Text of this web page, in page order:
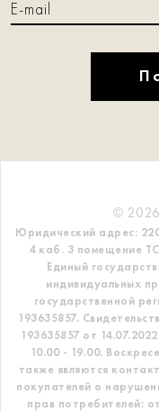
©
Юридический адрес:
4 каб. 3 помещение ТС
Единый
индивидуальных
государственной
193635857.
193635857 от
10.00 - 19.00.
также являются
покупателей о
прав потребителей: